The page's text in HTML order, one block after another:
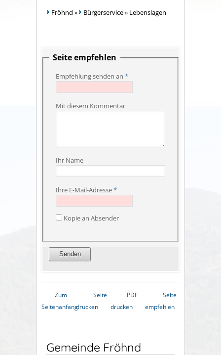
Fröhnd » Bürgerservice» Lebenslagen
Seite empfehlen
Empfehlung senden an *
Mit diesem Kommentar
Ihr Name
Ihre E-Mail-Adresse*
Kopie an Absender
Zum
Seitenanfang
Seite
drucken
PDF
drucken
Seite
empfehlen
Gemeinde Fröhnd